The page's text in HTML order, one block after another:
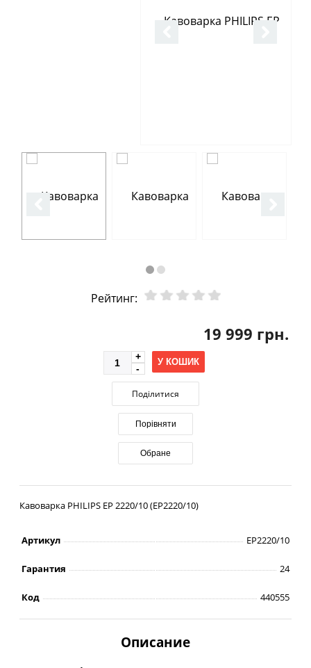
Рейтинг:
19 999 грн.
У КОШИК
Поділитися
Порівняти
Обране
Кавоварка PHILIPS EP 2220/10 (EP2220/10)
Артикул EP2220/10
Гарантия 24
Код 440555
Описание